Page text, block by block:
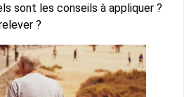
sont les conseils à appliquer ?
?